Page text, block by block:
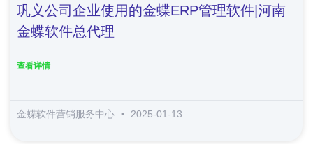
巩义公司企业使用的金蝶ERP管理软件|河南
金蝶软件总代理
查看详情
金蝶软件营销服务中心 2025-01-13